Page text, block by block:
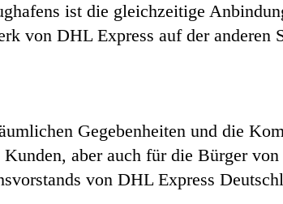
ist die gleichzeitige
von DHL Express auf der anderen
Gegebenheiten und die
aber auch für die Bürger von
von DHL Express